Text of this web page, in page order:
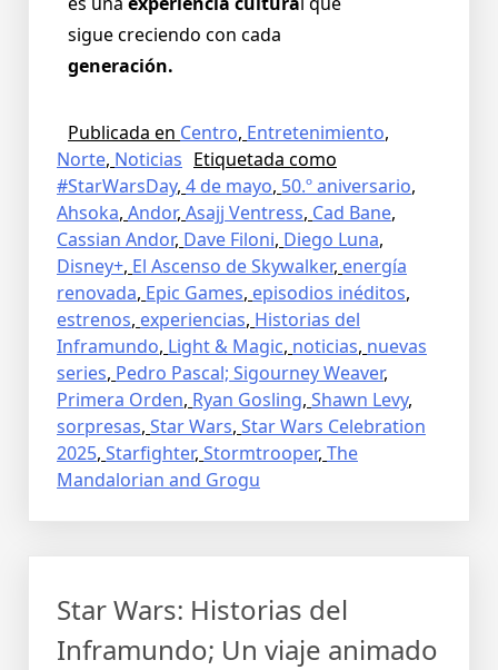
sigue creciendo con cada
generación.
Publicada en Centro, Entretenimiento,
Norte, Noticias Etiquetada como
#StarWarsDay, 4 de mayo, 50.º aniversario,
Ahsoka, Andor, Asajj Ventress, Cad Bane,
Cassian Andor, Dave Filoni, Diego Luna,
Disney+, El Ascenso de Skywalker, energía
renovada, Epic Games, episodios inéditos,
estrenos, experiencias, Historias del
Inframundo, Light & Magic, noticias, nuevas
series, Pedro Pascal; Sigourney Weaver,
Primera Orden, Ryan Gosling, Shawn Levy,
sorpresas, Star Wars, Star Wars Celebration
2025, Starfighter, Stormtrooper, The
Mandalorian and Grogu
Star Wars: Historias del
Inframundo; Un viaje animado